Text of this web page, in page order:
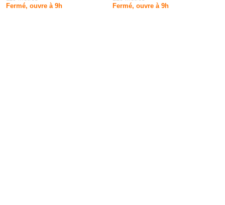
Fermé, ouvre à 9h
Fermé, ouvre à 9h